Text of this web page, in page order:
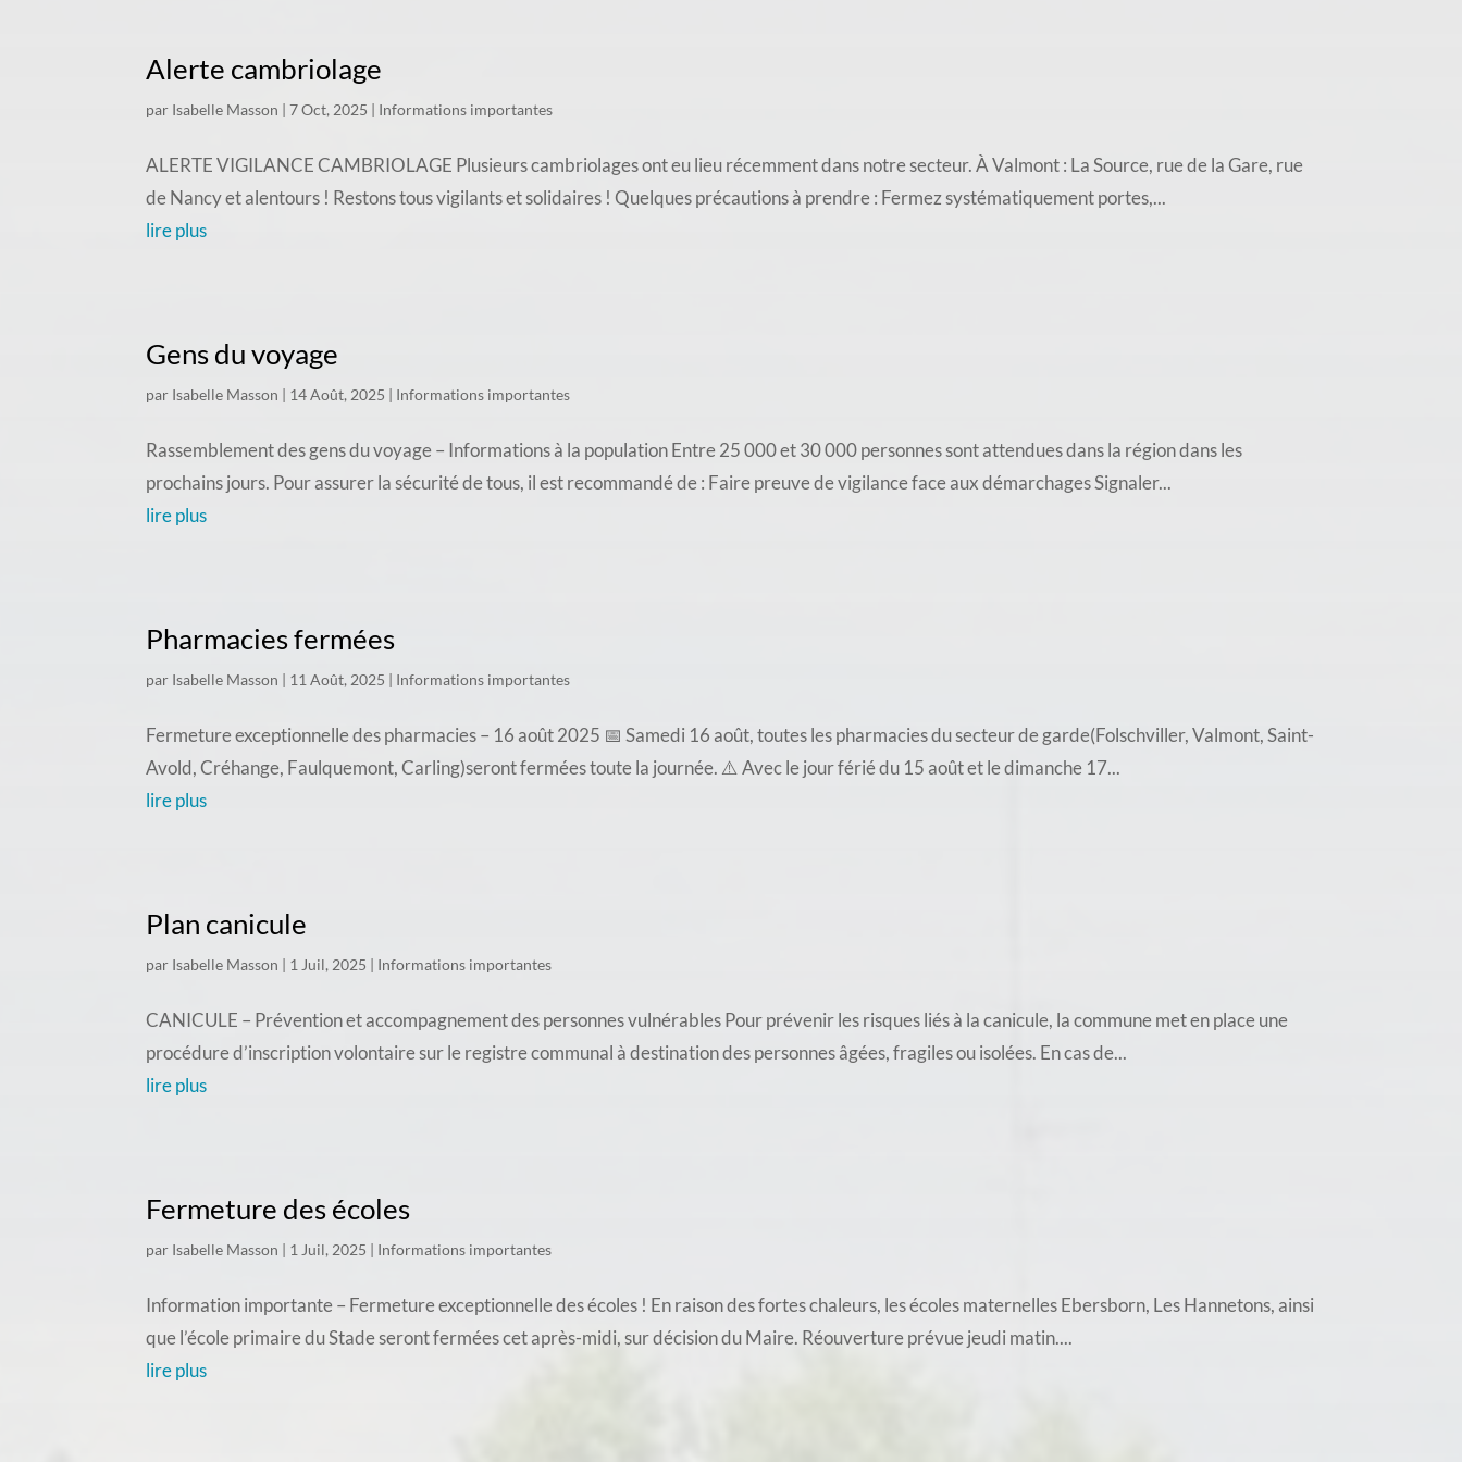
Alerte cambriolage
par Isabelle Masson |7 Oct, 2025 | Informations importantes
ALERTE VIGILANCE CAMBRIOLAGE Plusieurs cambriolages ont eu lieu récemment dans notre secteur. À Valmont : La Source, rue de la Gare, rue
de Nancy et alentours ! Restons tous vigilants et solidaires ! Quelques précautions à prendre : Fermez systématiquement portes,...
lire plus
Gens du voyage
par Isabelle Masson | 14 Août, 2025 | Informations importantes
Rassemblement des gens du voyage – Informations à la population Entre 25 000 et 30 000 personnes sont attendues dans la région dans les
prochains jours. Pour assurer la sécurité de tous, il est recommandé de : Faire preuve de vigilance face aux démarchages Signaler...
lire plus
Pharmacies fermées
par Isabelle Masson | 11 Août, 2025 | Informations importantes
Fermeture exceptionnelle des pharmacies – 16 août 2025 📅 Samedi 16 août, toutes les pharmacies du secteur de garde(Folschviller, Valmont, Saint-
Avold, Créhange, Faulquemont, Carling)seront fermées toute la journée. ⚠️ Avec le jour férié du 15 août et le dimanche 17...
lire plus
Plan canicule
par Isabelle Masson | 1 Juil, 2025 | Informations importantes
CANICULE – Prévention et accompagnement des personnes vulnérables Pour prévenir les risques liés à la canicule, la commune met en place une
procédure d’inscription volontaire sur le registre communal à destination des personnes âgées, fragiles ou isolées. En cas de...
lire plus
Fermeture des écoles
par Isabelle Masson | 1 Juil, 2025 | Informations importantes
Information importante – Fermeture exceptionnelle des écoles ! En raison des fortes chaleurs, les écoles maternelles Ebersborn, Les Hannetons, ainsi
que l’école primaire du Stade seront fermées cet après-midi, sur décision du Maire. Réouverture prévue jeudi matin....
lire plus